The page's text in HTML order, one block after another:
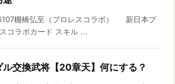
棚橋弘至（プロレスコラボ） 新日本プ
コラボカード スキル ...
ル交換武将【20章天】何にする？